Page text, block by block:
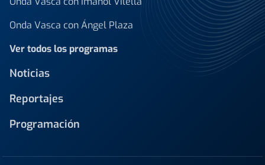
Onda Vasca con Ángel Plaza
Ver todos los programas
Noticias
Reportajes
Programación